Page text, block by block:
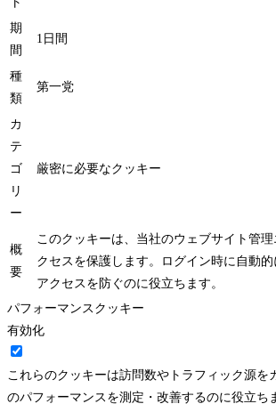
期
間
1日間
種
類
第一党
カ
テ
ゴ
リ
ー
厳密に必要なクッキー
概
要
このクッキーは、当社のウェブサイト管
クセスを保護します。ログイン時に自動
アクセスを防ぐのに役立ちます。
パフォーマンスクッキー
有効化
これらのクッキーは訪問数やトラフィック源を
のパフォーマンスを測定・改善するのに役立ち